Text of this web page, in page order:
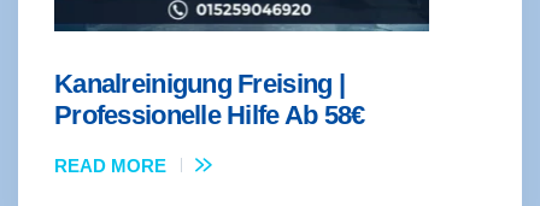
Kanalreinigung Freising |
Professionelle Hilfe Ab 58€
READ MORE